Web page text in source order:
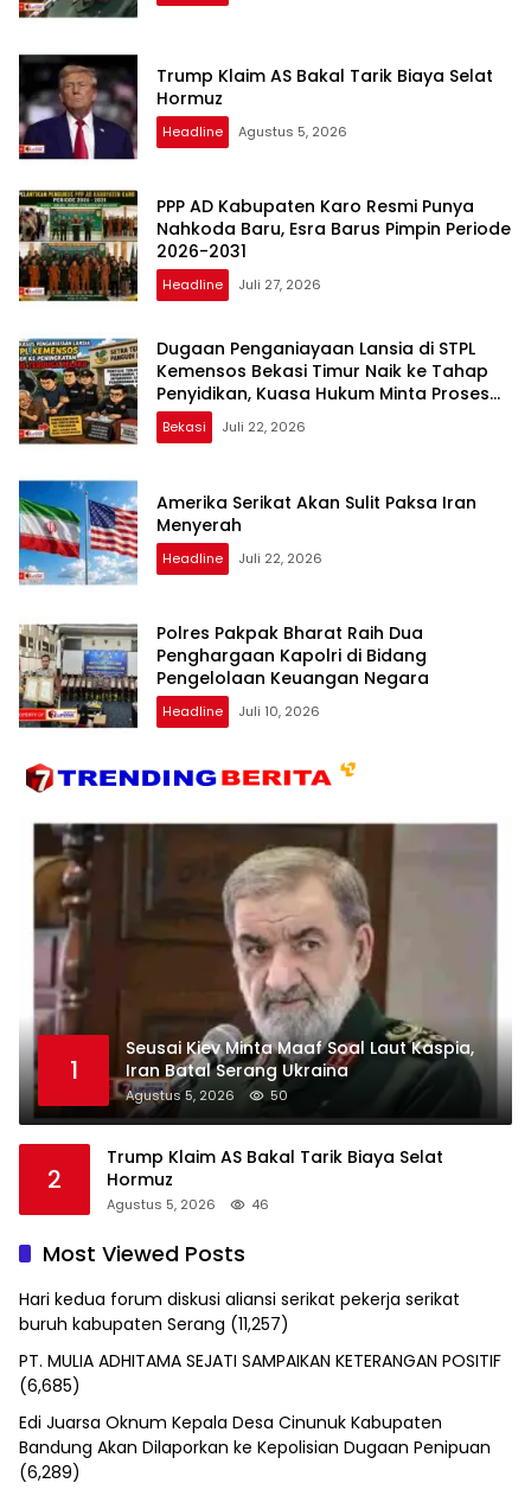
Trump Klaim AS Bakal Tarik Biaya Selat
Hormuz
Headline Agustus 5, 2026
PPP AD Kabupaten Karo Resmi Punya
Nahkoda Baru, Esra Barus Pimpin Periode
2026-2031
Headline Juli 27, 2026
Dugaan Penganiayaan Lansia di STPL
Kemensos Bekasi Timur Naik ke Tahap
Penyidikan, Kuasa Hukum Minta Proses
Transparan dan Bebas Intervensi
Bekasi Juli 22, 2026
Amerika Serikat Akan Sulit Paksa Iran
Menyerah
Headline Juli 22, 2026
Polres Pakpak Bharat Raih Dua
Penghargaan Kapolri di Bidang
Pengelolaan Keuangan Negara
Headline Juli 10, 2026
1
Seusai Kiev Minta Maaf Soal Laut Kaspia,
Iran Batal Serang Ukraina
Agustus 5, 2026 50
2
Trump Klaim AS Bakal Tarik Biaya Selat
Hormuz
Agustus 5, 2026 46
Most Viewed Posts
Hari kedua forum diskusi aliansi serikat pekerja serikat
buruh kabupaten Serang (11,257)
PT. MULIA ADHITAMA SEJATI SAMPAIKAN KETERANGAN POSITIF
(6,685)
Edi Juarsa Oknum Kepala Desa Cinunuk Kabupaten
Bandung Akan Dilaporkan ke Kepolisian Dugaan Penipuan
(6,289)